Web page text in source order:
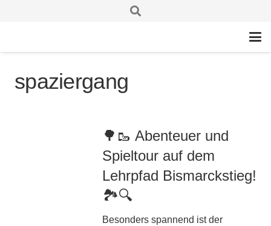
spaziergang
🌳🥾 Abenteuer und
Spieltour auf dem
Lehrpfad Bismarckstieg!
🏞️🔍
Besonders spannend ist der